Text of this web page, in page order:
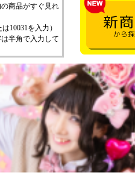
商品がすぐ見れ
10031を入力）
半角で入力して